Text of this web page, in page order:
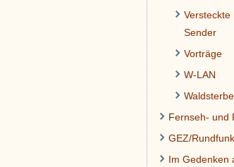
Versteckte
Sender
Vorträge
W-LAN
Fernseh- und
GEZ/
Im Gedenken